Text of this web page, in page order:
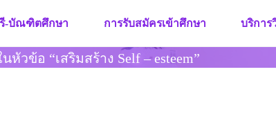
-บัณฑิตศึกษา การรับสมัครเข้าศึกษา บริการ
ข้อ “เสริมสร้าง Self – esteem”